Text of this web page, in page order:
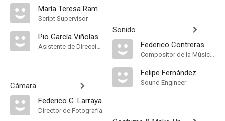
María Teresa Ramos
Script Supervisor
Pio García Viñolas
Asistente de Dirección
Cámara
Federico G. Larraya
Director de Fotografía
Sonido
Federico Contreras
Compositor de la Música Original, Música
Felipe Fernández
Sound Engineer